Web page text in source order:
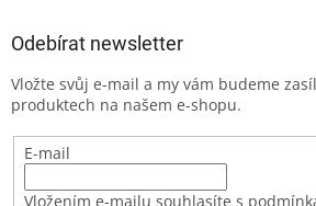
Odebírat newsletter
Vložte svůj e-mail a my vám budeme
produktech na našem e-shopu.
E-mail
Vložením e-mailu souhlasíte s